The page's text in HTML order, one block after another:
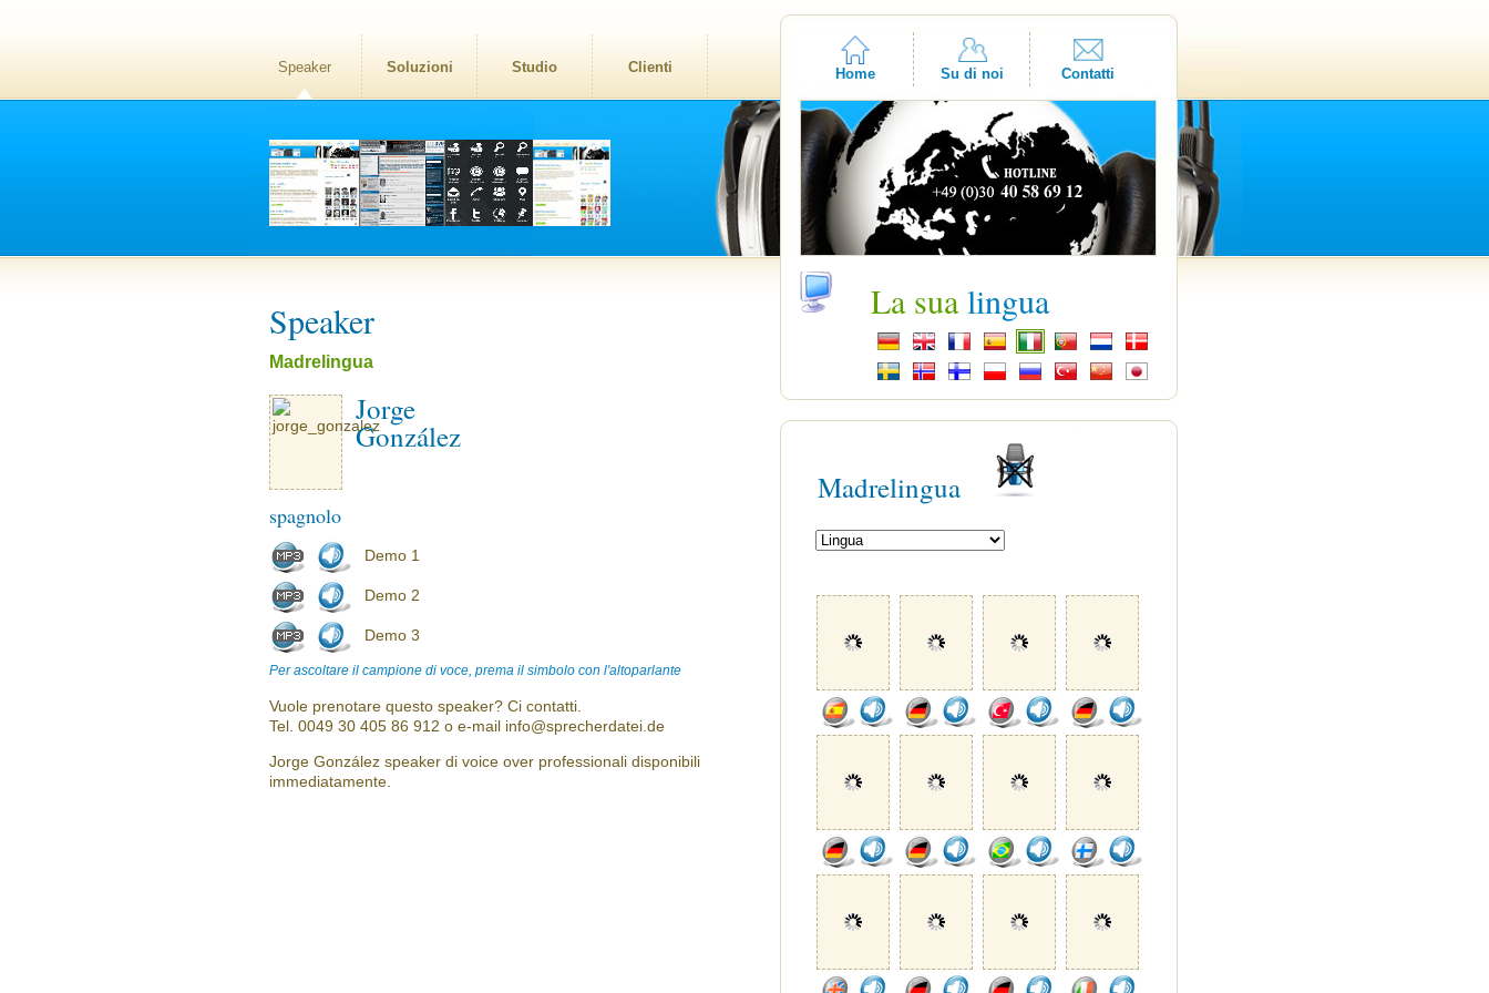
Speaker Soluzioni Studio Clienti Home Su di noi Contatti
Speaker
Madrelingua
Jorge
González
spagnolo
Demo 1
Demo 2
Demo 3
Per ascoltare il campione di voce, prema il simbolo con l'altoparlante
Vuole prenotare questo speaker? Ci contatti.
Tel. 0049 30 405 86 912 o e-mail info@sprecherdatei.de
Jorge González speaker di voice over professionali disponibili
immediatamente.
La sualingua
Madrelingua